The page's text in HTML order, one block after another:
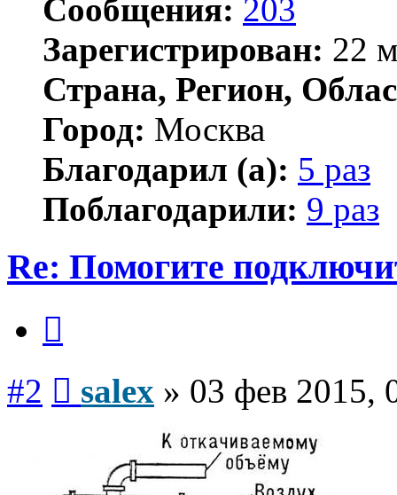
Сообщения: 203
Зарегистрирован: 22
Страна, Регион,
Город: Москва
Благодарил (а): 5 раз
Поблагодарили: 9 раз
Re: Помогите
#2 salex » 03 фев 2015,